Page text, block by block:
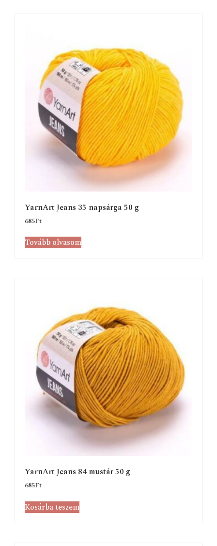
YarnArt Jeans 35 napsárga 50 g
685Ft
Tovább olvasom
YarnArt Jeans 84 mustár 50 g
685Ft
Kosárba teszem